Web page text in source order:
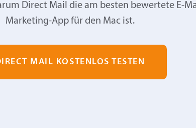
Direct Mail die am besten bewertete E-
Marketing-App für den Mac ist.
MAIL KOSTENLOS TESTEN